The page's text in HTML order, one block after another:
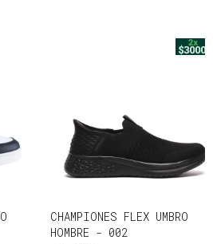
CHAMPIONES FLEX UMBRO
HOMBRE - 002